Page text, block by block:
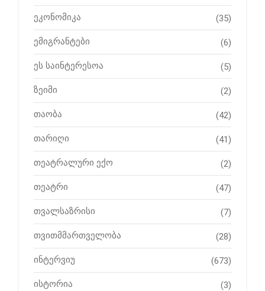
ეკონომიკა (35)
ემიგრანტები (6)
ეს საინტერესოა (5)
ზეიმი (2)
თაობა (42)
თარიღი (41)
თეატრალური ექო (2)
თეატრი (47)
თვალსაზრისი (7)
თვითმმართველობა (28)
ინტერვიუ (673)
ისტორია (3)